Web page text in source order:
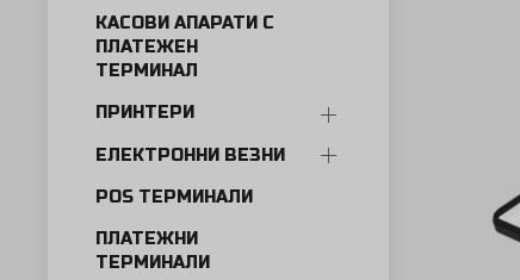
КАСОВИ АПАРАТИ С
ПЛАТЕЖЕН
ТЕРМИНАЛ
ПРИНТЕРИ
ЕЛЕКТРОННИ ВЕЗНИ
POS ТЕРМИНАЛИ
ПЛАТЕЖНИ
ТЕРМИНАЛИ